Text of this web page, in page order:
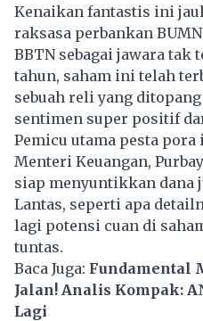
Kenaikan fantastis ini
raksasa perbankan
BBTN sebagai jawara tak
tahun, saham ini telah
sebuah reli yang
sentimen super positif
Pemicu utama pesta
Menteri Keuangan,
siap menyuntikkan dana
Lantas, seperti apa
lagi potensi cuan di
tuntas.
Baca Juga: Fundamental
Jalan! Analis Kompak:
Lagi